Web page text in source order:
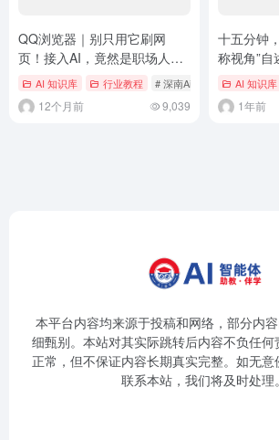
QQ浏览器｜别只用它刷网
页！接入AI，竟然是职场人的
效率外挂？
AI 知识库 行业教程 # 深南Ai视界
12个月前 9,039
十五分钟
称视角”
把手教你
AI 知识库
1年前
本平台内容均来源于投稿和网络，部分内
细甄别。本站对其实际跳转后内容不负任
正常，但不保证内容长期真实完整。如无
联系本站，我们将及时处理。